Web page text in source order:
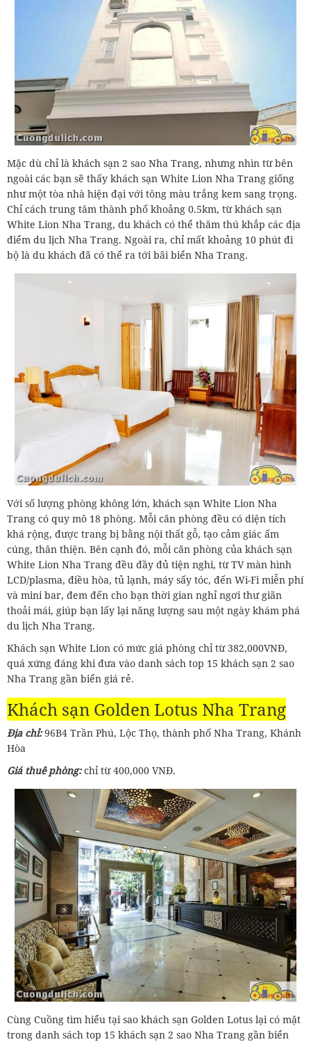
Mặc dù chỉ là khách sạn 2 sao Nha Trang, nhưng nhìn từ bên
ngoài các bạn sẽ thấy khách sạn White Lion Nha Trang giống
như một tòa nhà hiện đại với tông màu trắng kem sang trọng.
Chỉ cách trung tâm thành phố khoảng 0.5km, từ khách sạn
White Lion Nha Trang, du khách có thể thăm thú khắp các địa
điểm du lịch Nha Trang. Ngoài ra, chỉ mất khoảng 10 phút đi
bộ là du khách đã có thể ra tới bãi biển Nha Trang.
Với số lượng phòng không lớn, khách sạn White Lion Nha
Trang có quy mô 18 phòng. Mỗi căn phòng đều có diện tích
khá rộng, được trang bị bằng nội thất gỗ, tạo cảm giác ấm
cúng, thân thiện. Bên cạnh đó, mỗi căn phòng của khách sạn
White Lion Nha Trang đều đầy đủ tiện nghi, từ TV màn hình
LCD/plasma, điều hòa, tủ lạnh, máy sấy tóc, đến Wi-Fi miễn phí
và mini bar, đem đến cho bạn thời gian nghỉ ngơi thư giãn
thoải mái, giúp bạn lấy lại năng lượng sau một ngày khám phá
du lịch Nha Trang.
Khách sạn White Lion có mức giá phòng chỉ từ 382,000VNĐ,
quá xứng đáng khi đưa vào danh sách top 15 khách sạn 2 sao
Nha Trang gần biển giá rẻ.
Khách sạn Golden Lotus Nha Trang
Địa chỉ:96B4 Trần Phú, Lộc Thọ, thành phố Nha Trang, Khánh
Hòa
Giá thuê phòng:chỉ từ 400,000 VNĐ.
Cùng Cuồng tìm hiểu tại sao khách sạn Golden Lotus lại có mặt
trong danh sách top 15 khách sạn 2 sao Nha Trang gần biển